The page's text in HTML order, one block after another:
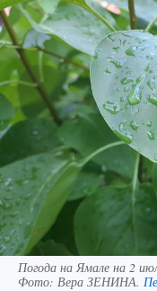
Погода на Ямале на 2
Фото: Вера ЗЕНИНА.